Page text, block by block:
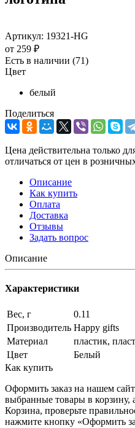
Артикул: 19321-HG
от 259 ₽
Есть в наличии (71)
Цвет
белый
Поделиться
Цена действительна только
отличаться от цен в
Описание
Как купить
Оплата
Доставка
Отзывы
Задать вопрос
Описание
Характеристики
Вес, г
0.11
Производитель Happy gifts
Материал
пластик,
Цвет
Белый
Как купить
Оформить заказ на нашем
выбранные товары в корзину,
Корзина, проверьте
нажмите кнопку «Оформить